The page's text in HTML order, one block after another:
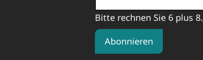
Bitte rechnen Sie 6 plus 8.
Abonnieren